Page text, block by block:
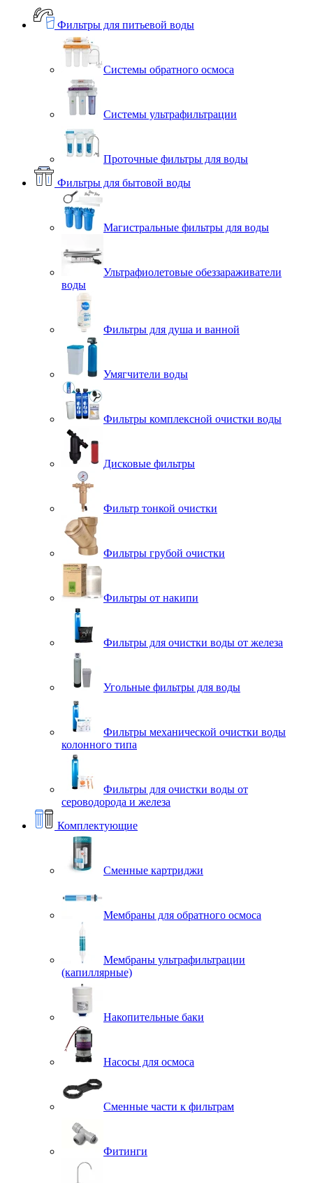
Фильтры для питьевой воды
Системы обратного осмоса
Системы ультрафильтрации
Проточные фильтры для воды
Фильтры для бытовой воды
Магистральные фильтры для воды
Ультрафиолетовые обеззараживатели
воды
Фильтры для душа и ванной
Умягчители воды
Фильтры комплексной очистки воды
Дисковые фильтры
Фильтр тонкой очистки
Фильтры грубой очистки
Фильтры от накипи
Фильтры для очистки воды от железа
Угольные фильтры для воды
Фильтры механической очистки воды
колонного типа
Фильтры для очистки воды от
сероводорода и железа
Комплектующие
Сменные картриджи
Мембраны для обратного осмоса
Мембраны ультрафильтрации
(капиллярные)
Накопительные баки
Насосы для осмоса
Сменные части к фильтрам
Фитинги